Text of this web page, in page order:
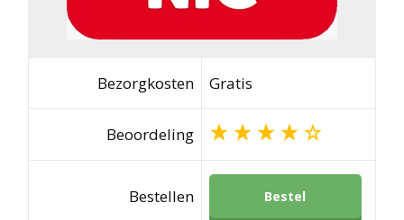
Bezorgkosten Gratis
Beoordeling
Bestellen Bestel